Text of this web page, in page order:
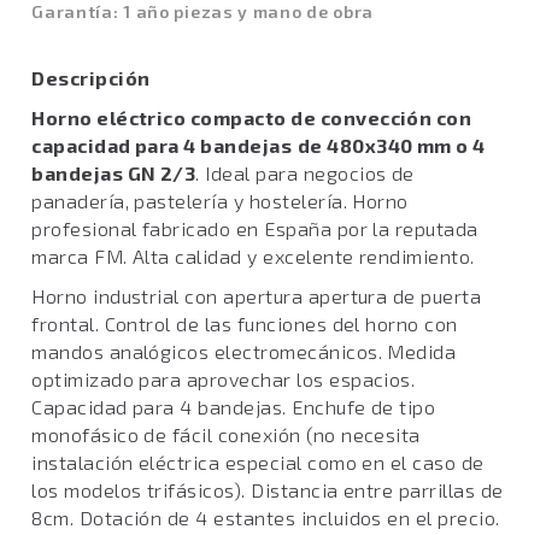
Garantía: 1 año piezas y mano de obra
Descripción
Horno eléctrico compacto de convección con
capacidad para 4 bandejas de 480x340 mm o 4
bandejas GN 2/3. Ideal para negocios de
panadería, pastelería y hostelería. Horno
profesional fabricado en España por la reputada
marca FM. Alta calidad y excelente rendimiento.
Horno industrial con apertura apertura de puerta
frontal. Control de las funciones del horno con
mandos analógicos electromecánicos. Medida
optimizado para aprovechar los espacios.
Capacidad para 4 bandejas. Enchufe de tipo
monofásico de fácil conexión (no necesita
instalación eléctrica especial como en el caso de
los modelos trifásicos). Distancia entre parrillas de
8cm. Dotación de 4 estantes incluidos en el precio.